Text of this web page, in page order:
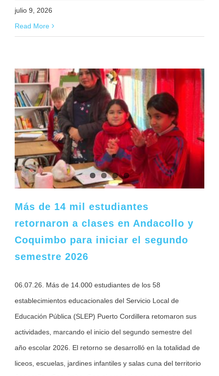
julio 9, 2026
Read More
Más de 14 mil estudiantes
retornaron a clases en Andacollo y
Coquimbo para iniciar el segundo
semestre 2026
06.07.26. Más de 14.000 estudiantes de los 58
establecimientos educacionales del Servicio Local de
Educación Pública (SLEP) Puerto Cordillera retomaron sus
actividades, marcando el inicio del segundo semestre del
año escolar 2026. El retorno se desarrolló en la totalidad de
liceos, escuelas, jardines infantiles y salas cuna del territorio